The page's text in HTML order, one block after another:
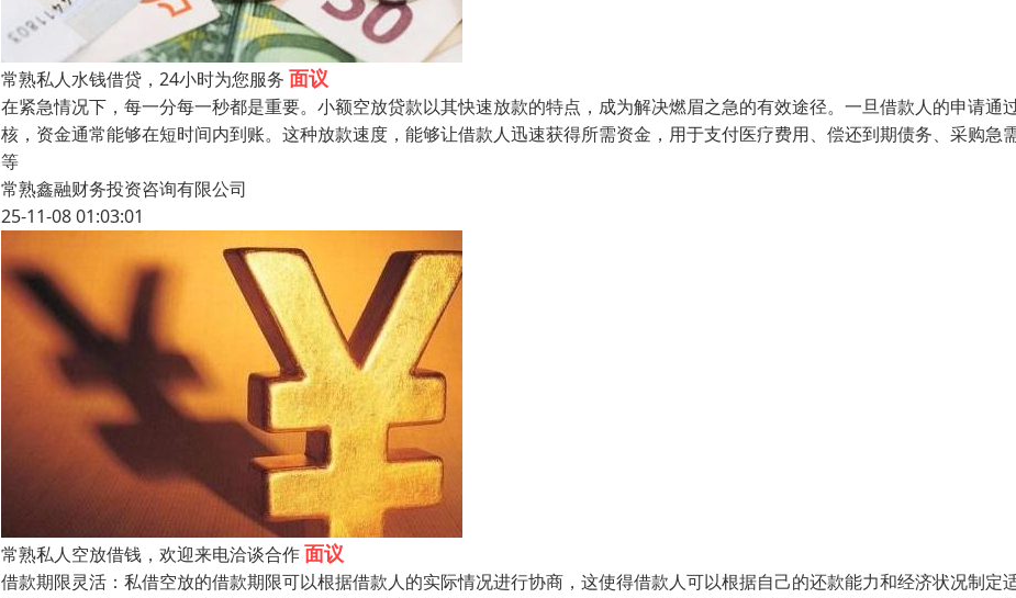
常熟私人水钱借贷，24小时为您服务 面议
在紧急情况下，每一分每一秒都是重要。小额空放贷款以其快速放款的特点，成为解决燃眉之急的有效途径。一旦借款人的申请通
核，资金通常能够在短时间内到账。这种放款速度，能够让借款人迅速获得所需资金，用于支付医疗费用、偿还到期债务、采购急
等
常熟鑫融财务投资咨询有限公司
25-11-08 01:03:01
常熟私人空放借钱，欢迎来电洽谈合作面议
借款期限灵活：私借空放的借款期限可以根据借款人的实际情况进行协商，这使得借款人可以根据自己的还款能力和经济状况制定